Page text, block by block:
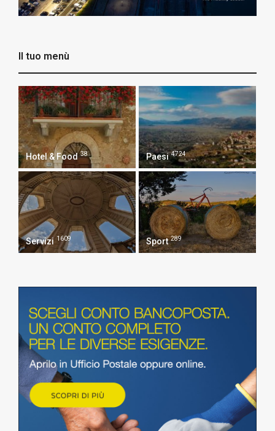
Il tuo menù
Hotel & Food 38 Paesi 4724
Servizi 1609 Sport 289